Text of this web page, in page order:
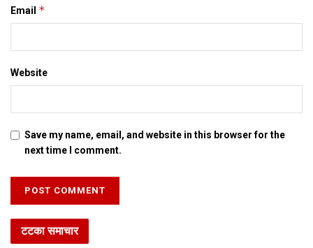
Email *
Website
Save my name, email, and website in this browser for the
next time I comment.
टटका समाचार